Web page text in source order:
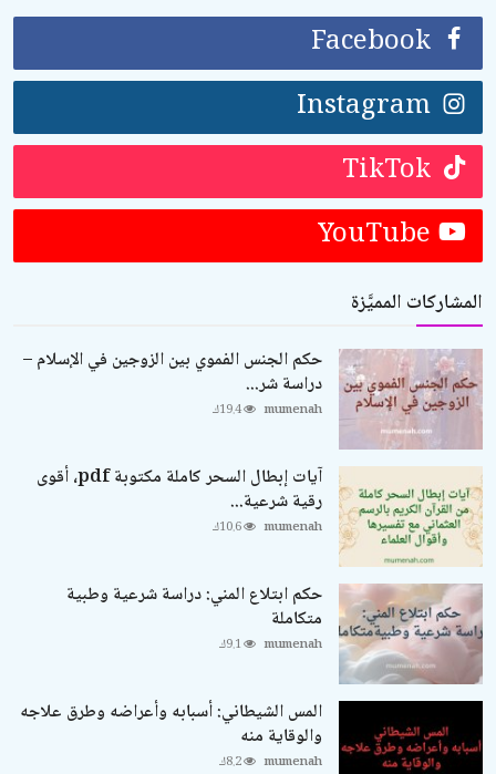
Facebook
Instagram
TikTok
YouTube
المشاركات المميَّزة
حكم الجنس الفموي بين الزوجين في الإسلام –
دراسة شر...
mumenah 19.4ك
آيات إبطال السحر كاملة مكتوبة pdf، أقوى
رقية شرعية...
mumenah
حكم ابتلاع المني: دراسة شرعية وطبية
متكاملة
mumenah
المس الشيطاني: أسبابه وأعراضه وطرق علاجه
والوقاية منه
mumenah